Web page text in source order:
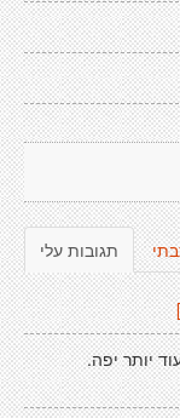
תגובות עלי
יותר יפה.